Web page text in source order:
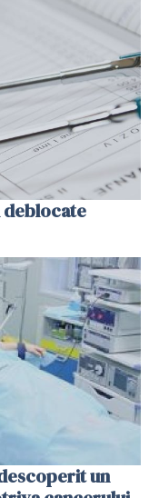
deblocate
un